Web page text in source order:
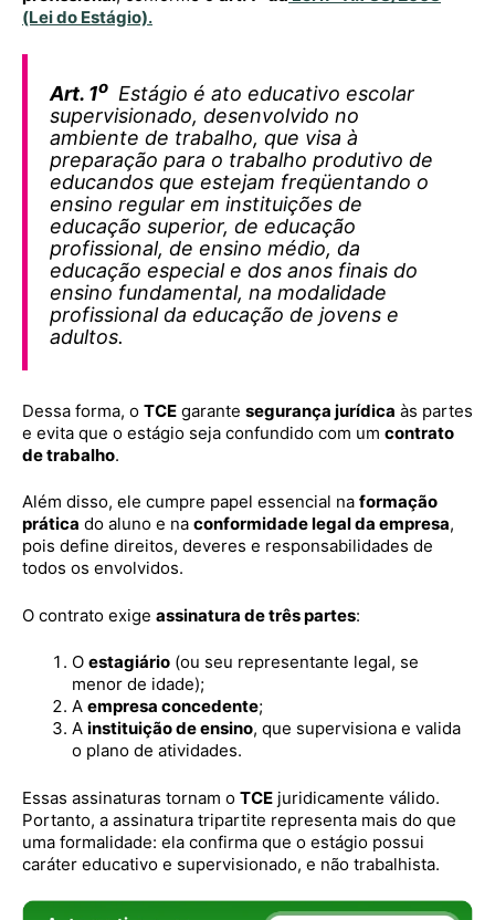
(Lei do Estágio).
Art. 1o Estágio é ato educativo escolar
supervisionado, desenvolvido no
ambiente de trabalho, que visa à
preparação para o trabalho produtivo de
educandos que estejam freqüentando o
ensino regular em instituições de
educação superior, de educação
profissional, de ensino médio, da
educação especial e dos anos finais do
ensino fundamental, na modalidade
profissional da educação de jovens e
adultos.
Dessa forma, o TCE garante segurança jurídica às partes
e evita que o estágio seja confundido com um contrato
de trabalho.
Além disso, ele cumpre papel essencial na formação
prática do aluno e na conformidade legal da empresa,
pois define direitos, deveres e responsabilidades de
todos os envolvidos.
O contrato exige assinatura de três partes:
O estagiário (ou seu representante legal, se
menor de idade);
A empresa concedente;
A instituição de ensino, que supervisiona e valida
o plano de atividades.
Essas assinaturas tornam o TCE juridicamente válido.
Portanto, a assinatura tripartite representa mais do que
uma formalidade: ela confirma que o estágio possui
caráter educativo e supervisionado, e não trabalhista.